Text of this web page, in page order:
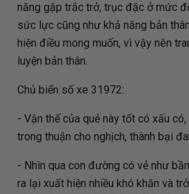
năng gặp trắc trở, trục đặc ở mức
sức lực cũng như khả năng bản
hiện điều mong muốn, vì vậy nên
luyện bản thân.
Chủ biển số xe 31972:
- Vận thế của quẻ này tốt có xấu
trong thuận cho nghịch, thành bại
- Nhìn qua con đường có vẻ như
ra lại xuất hiện nhiều khó khăn và